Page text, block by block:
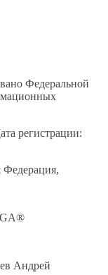
Федеральной
регистрации:
Федерация,
Андрей